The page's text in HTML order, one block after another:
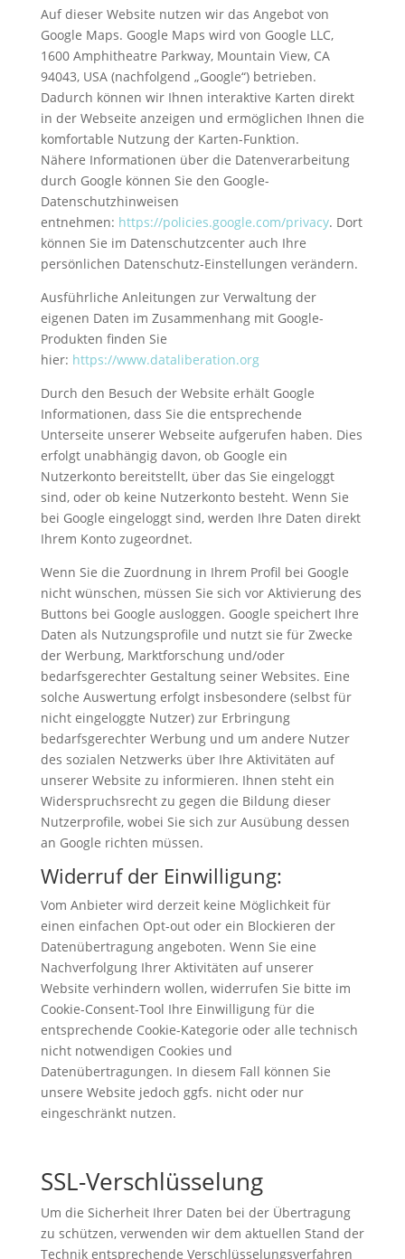
Auf dieser Website nutzen wir das Angebot von
Google Maps. Google Maps wird von Google LLC,
1600 Amphitheatre Parkway, Mountain View, CA
94043, USA (nachfolgend „Google“) betrieben.
Dadurch können wir Ihnen interaktive Karten direkt
in der Webseite anzeigen und ermöglichen Ihnen die
komfortable Nutzung der Karten-Funktion.
Nähere Informationen über die Datenverarbeitung
durch Google können Sie den Google-
Datenschutzhinweisen
entnehmen: https://policies.google.com/privacy. Dort
können Sie im Datenschutzcenter auch Ihre
persönlichen Datenschutz-Einstellungen verändern.
Ausführliche Anleitungen zur Verwaltung der
eigenen Daten im Zusammenhang mit Google-
Produkten finden Sie
hier: https://www.dataliberation.org
Durch den Besuch der Website erhält Google
Informationen, dass Sie die entsprechende
Unterseite unserer Webseite aufgerufen haben. Dies
erfolgt unabhängig davon, ob Google ein
Nutzerkonto bereitstellt, über das Sie eingeloggt
sind, oder ob keine Nutzerkonto besteht. Wenn Sie
bei Google eingeloggt sind, werden Ihre Daten direkt
Ihrem Konto zugeordnet.
Wenn Sie die Zuordnung in Ihrem Profil bei Google
nicht wünschen, müssen Sie sich vor Aktivierung des
Buttons bei Google ausloggen. Google speichert Ihre
Daten als Nutzungsprofile und nutzt sie für Zwecke
der Werbung, Marktforschung und/oder
bedarfsgerechter Gestaltung seiner Websites. Eine
solche Auswertung erfolgt insbesondere (selbst für
nicht eingeloggte Nutzer) zur Erbringung
bedarfsgerechter Werbung und um andere Nutzer
des sozialen Netzwerks über Ihre Aktivitäten auf
unserer Website zu informieren. Ihnen steht ein
Widerspruchsrecht zu gegen die Bildung dieser
Nutzerprofile, wobei Sie sich zur Ausübung dessen
an Google richten müssen.
Widerruf der Einwilligung:
Vom Anbieter wird derzeit keine Möglichkeit für
einen einfachen Opt-out oder ein Blockieren der
Datenübertragung angeboten. Wenn Sie eine
Nachverfolgung Ihrer Aktivitäten auf unserer
Website verhindern wollen, widerrufen Sie bitte im
Cookie-Consent-Tool Ihre Einwilligung für die
entsprechende Cookie-Kategorie oder alle technisch
nicht notwendigen Cookies und
Datenübertragungen. In diesem Fall können Sie
unsere Website jedoch ggfs. nicht oder nur
eingeschränkt nutzen.
SSL-Verschlüsselung
Um die Sicherheit Ihrer Daten bei der Übertragung
zu schützen, verwenden wir dem aktuellen Stand der
Technik entsprechende Verschlüsselungsverfahren